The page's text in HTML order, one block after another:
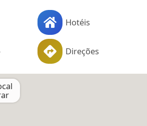
Hotéis
Direções